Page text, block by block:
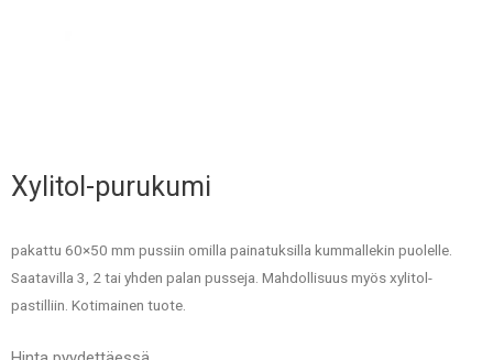
Xylitol-purukumi
pakattu 60×50 mm pussiin omilla painatuksilla kummallekin puolelle.
Saatavilla 3, 2 tai yhden palan pusseja. Mahdollisuus myös xylitol-
pastilliin. Kotimainen tuote.